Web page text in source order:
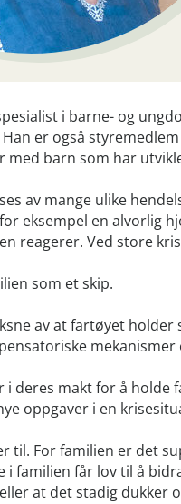
i barne- og
er også
barn som har
av mange ulike
eksempel en alvorlig
reagerer. Ved store
som et skip.
av at fartøyet
deres makt for å holde
oppgaver i en
til. For familien er det
i familien får lov til å
at det stadig dukker